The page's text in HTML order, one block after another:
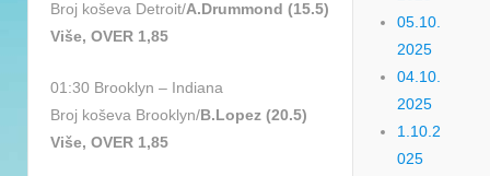
Broj koševa Detroit/A.Drummond (15.5)
Više, OVER 1,85
01:30 Brooklyn – Indiana
Broj koševa Brooklyn/B.Lopez (20.5)
Više, OVER 1,85
05.10.
2025
04.10.
2025
1.10.2
025